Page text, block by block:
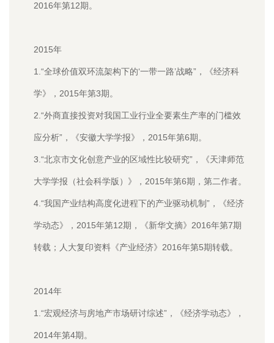
2016年第12期。
2015年
1.“全球价值双环流架构下的‘一带一路’战略”，《经济科
学》，2015年第3期。
2.“外商直接投资对我国工业行业全要素生产率的门槛效
应分析”，《安徽大学学报》，2015年第6期。
3.“北京市文化创意产业的区域性比较研究”，《天津师范
大学学报（社会科学版）》，2015年第6期，第二作者。
4.“我国产业结构高度化进程下的产业驱动机制”，《经济
学动态》，2015年第12期，《新华文摘》2016年第7期
转载；人大复印资料《产业经济》2016年第5期转载。
2014年
1.“宏观经济与房地产市场研讨综述”，《经济学动态》，
2014年第4期。